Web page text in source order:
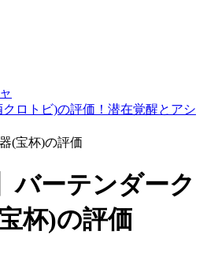
ロトビ)の評価！潜在覚醒とアシ
(宝杯)の評価
バーテンダーク
杯)の評価